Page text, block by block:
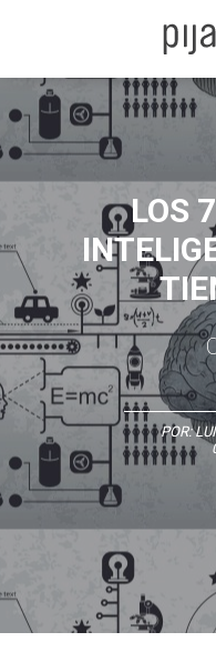
LOS
POR: